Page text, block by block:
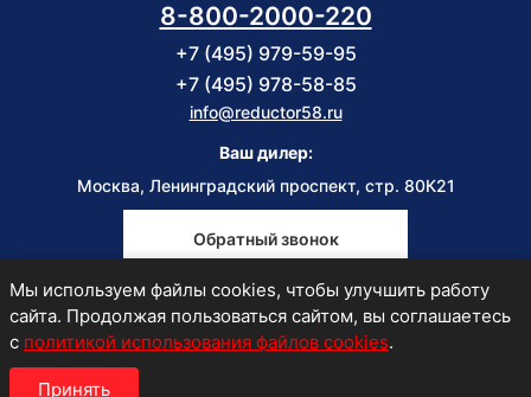
8-800-2000-220
+7 (495) 979-59-95
+7 (495) 978-58-85
info@reductor58.ru
Ваш дилер:
Москва, Ленинградский проспект, стр. 80К21
Обратный звонок
Пн-Пт
9:00-18:00
Мы используем файлы cookies, чтобы улучшить работу
сайта. Продолжая пользоваться сайтом, вы соглашаетесь
с политикой использования файлов cookies.
Принять